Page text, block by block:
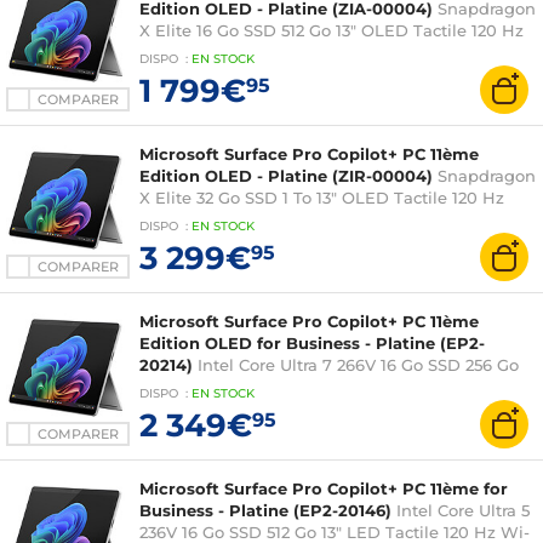
COMPARER
Edition OLED - Platine (ZIA-00004) Snapdragon
X Elite 16 Go SSD 512 Go 13" OLED Tactile 120 Hz
Wi-Fi 7/Bluetooth Webcam Windows 11 Famille
DISPO : EN STOCK
1 799€95
COMPARER
Microsoft Surface Pro Copilot+ PC 11ème
Edition OLED - Platine (ZIR-00004) Snapdragon
X Elite 32 Go SSD 1 To 13" OLED Tactile 120 Hz
Wi-Fi 7/Bluetooth Webcam Windows 11 Famille
DISPO : EN STOCK
3 299€95
COMPARER
Microsoft Surface Pro Copilot+ PC 11ème
Edition OLED for Business - Platine (EP2-
20214) Intel Core Ultra 7 266V 16 Go SSD 256 Go
13" OLED Tactile 120 Hz Wi-Fi 7/Bluetooth
Webcam Windows 11 Professionnel
DISPO : EN STOCK
2 349€95
Microsoft Surface Pro Copilot+ PC 11ème for
Business - Platine (EP2-20146) Intel Core Ultra 5
236V 16 Go SSD 512 Go 13" LED Tactile 120 Hz Wi-